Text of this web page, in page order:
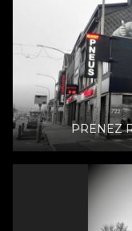
PRENEZ